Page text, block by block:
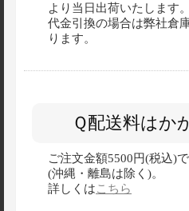
より当日出荷いたします。
代金引換の場合は弊社倉
ります。
Ｑ配送料はか
ご注文金額5500円(税込)
(沖縄・離島は除く)。
詳しくはこちら